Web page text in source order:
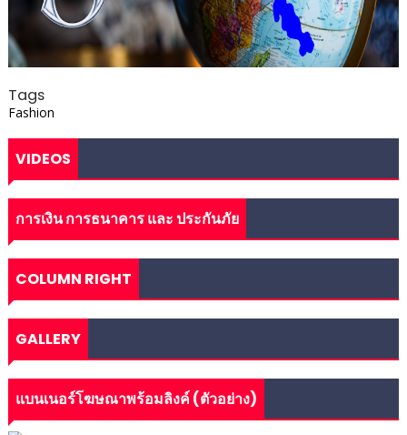
Tags
Fashion
VIDEOS
การเงิน การธนาคาร และ ประกันภัย
COLUMN RIGHT
GALLERY
แบนเนอร์โฆษณาพร้อมลิงค์ (ตัวอย่าง)